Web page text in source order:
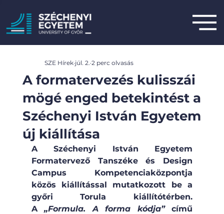
A formatervezés kulisszái
mögé enged betekintést a
Széchenyi István Egyetem
új kiállítása
SZE Hírek júl. 2. 2 perc olvasás
A Széchenyi István Egyetem
Formatervező Tanszéke és Design
Campus Kompetenciaközpontja
közös kiállítással mutatkozott be a
győri Torula kiállítótérben.
A „Formula. A forma kódja” című